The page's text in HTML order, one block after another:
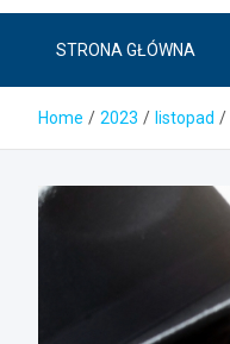
STRONA GŁÓWNA
Home 2023 listopad